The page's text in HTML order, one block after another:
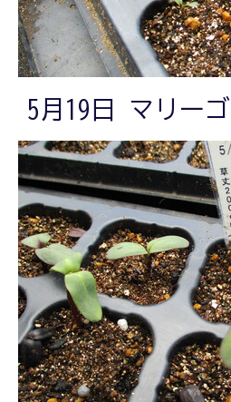
5月19日 マリー